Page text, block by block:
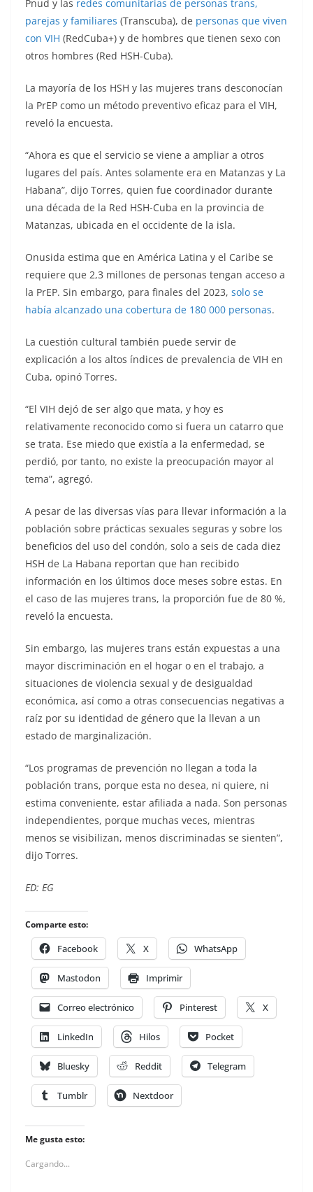
Pnud y las redes comunitarias de personas trans,
parejas y familiares (Transcuba), de personas que viven
con VIH (RedCuba+) y de hombres que tienen sexo con
otros hombres (Red HSH-Cuba).
La mayoría de los HSH y las mujeres trans desconocían
la PrEP como un método preventivo eficaz para el VIH,
reveló la encuesta.
“Ahora es que el servicio se viene a ampliar a otros
lugares del país. Antes solamente era en Matanzas y La
Habana”, dijo Torres, quien fue coordinador durante
una década de la Red HSH-Cuba en la provincia de
Matanzas, ubicada en el occidente de la isla.
Onusida estima que en América Latina y el Caribe se
requiere que 2,3 millones de personas tengan acceso a
la PrEP. Sin embargo, para finales del 2023, solo se
había alcanzado una cobertura de 180 000 personas.
La cuestión cultural también puede servir de
explicación a los altos índices de prevalencia de VIH en
Cuba, opinó Torres.
“El VIH dejó de ser algo que mata, y hoy es
relativamente reconocido como si fuera un catarro que
se trata. Ese miedo que existía a la enfermedad, se
perdió, por tanto, no existe la preocupación mayor al
tema”, agregó.
A pesar de las diversas vías para llevar información a la
población sobre prácticas sexuales seguras y sobre los
beneficios del uso del condón, solo a seis de cada diez
HSH de La Habana reportan que han recibido
información en los últimos doce meses sobre estas. En
el caso de las mujeres trans, la proporción fue de 80 %,
reveló la encuesta.
Sin embargo, las mujeres trans están expuestas a una
mayor discriminación en el hogar o en el trabajo, a
situaciones de violencia sexual y de desigualdad
económica, así como a otras consecuencias negativas a
raíz por su identidad de género que la llevan a un
estado de marginalización.
“Los programas de prevención no llegan a toda la
población trans, porque esta no desea, ni quiere, ni
estima conveniente, estar afiliada a nada. Son personas
independientes, porque muchas veces, mientras
menos se visibilizan, menos discriminadas se sienten”,
dijo Torres.
ED: EG
Comparte esto:
Facebook X WhatsApp
Mastodon Imprimir
Correo electrónico Pinterest X
LinkedIn Hilos Pocket
Bluesky Reddit Telegram
Tumblr Nextdoor
Me gusta esto:
Cargando...